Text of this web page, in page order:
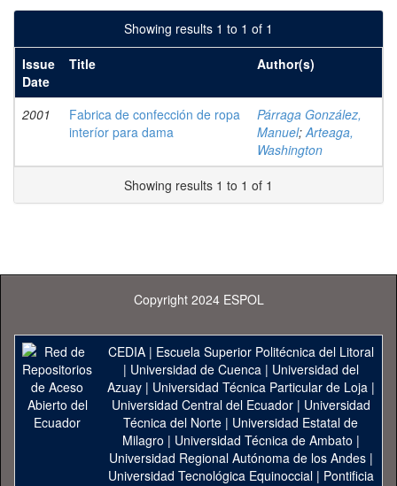
Showing results 1 to 1 of 1
Issue
Date
Title Author(s)
2001
Fabrica de confección de ropa
interíor para dama
Párraga González,
Manuel;Arteaga,
Washington
Showing results 1 to 1 of 1
Copyright 2024 ESPOL
CEDIA| Escuela Superior Politécnica del Litoral
| Universidad de Cuenca| Universidad del
Azuay| Universidad Técnica Particular de Loja|
Universidad Central del Ecuador| Universidad
Técnica del Norte | Universidad Estatal de
Milagro | Universidad Técnica de Ambato |
Universidad Regional Autónoma de los Andes|
Universidad Tecnológica Equinoccial| Pontificia